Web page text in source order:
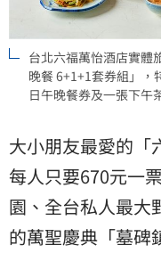
台北六福萬怡酒店實體
晚餐 6+1+1套券組」，
日午晚餐券及一張下午
大小朋友最愛的「
每人只要670元一
園、全台私人最大
的萬聖慶典「墓碑